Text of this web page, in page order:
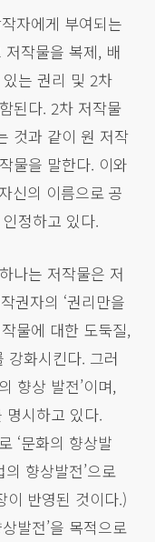
자에게 부여되는
저작물을 복제, 배
는 권리 및 2차
된다. 2차 저작물
것과 같이 원 저작
물을 말한다. 이와
신의 이름으로 공
정하고 있다.
나는 저작물은 저
권자의 ‘권리만을
물에 대한 도둑질,
강화시킨다. 그러
향상 발전’이며,
명시하고 있다.
‘문화의 향상발
향상발전’으로
이 반영된 것이다.)
발전’을 목적으로